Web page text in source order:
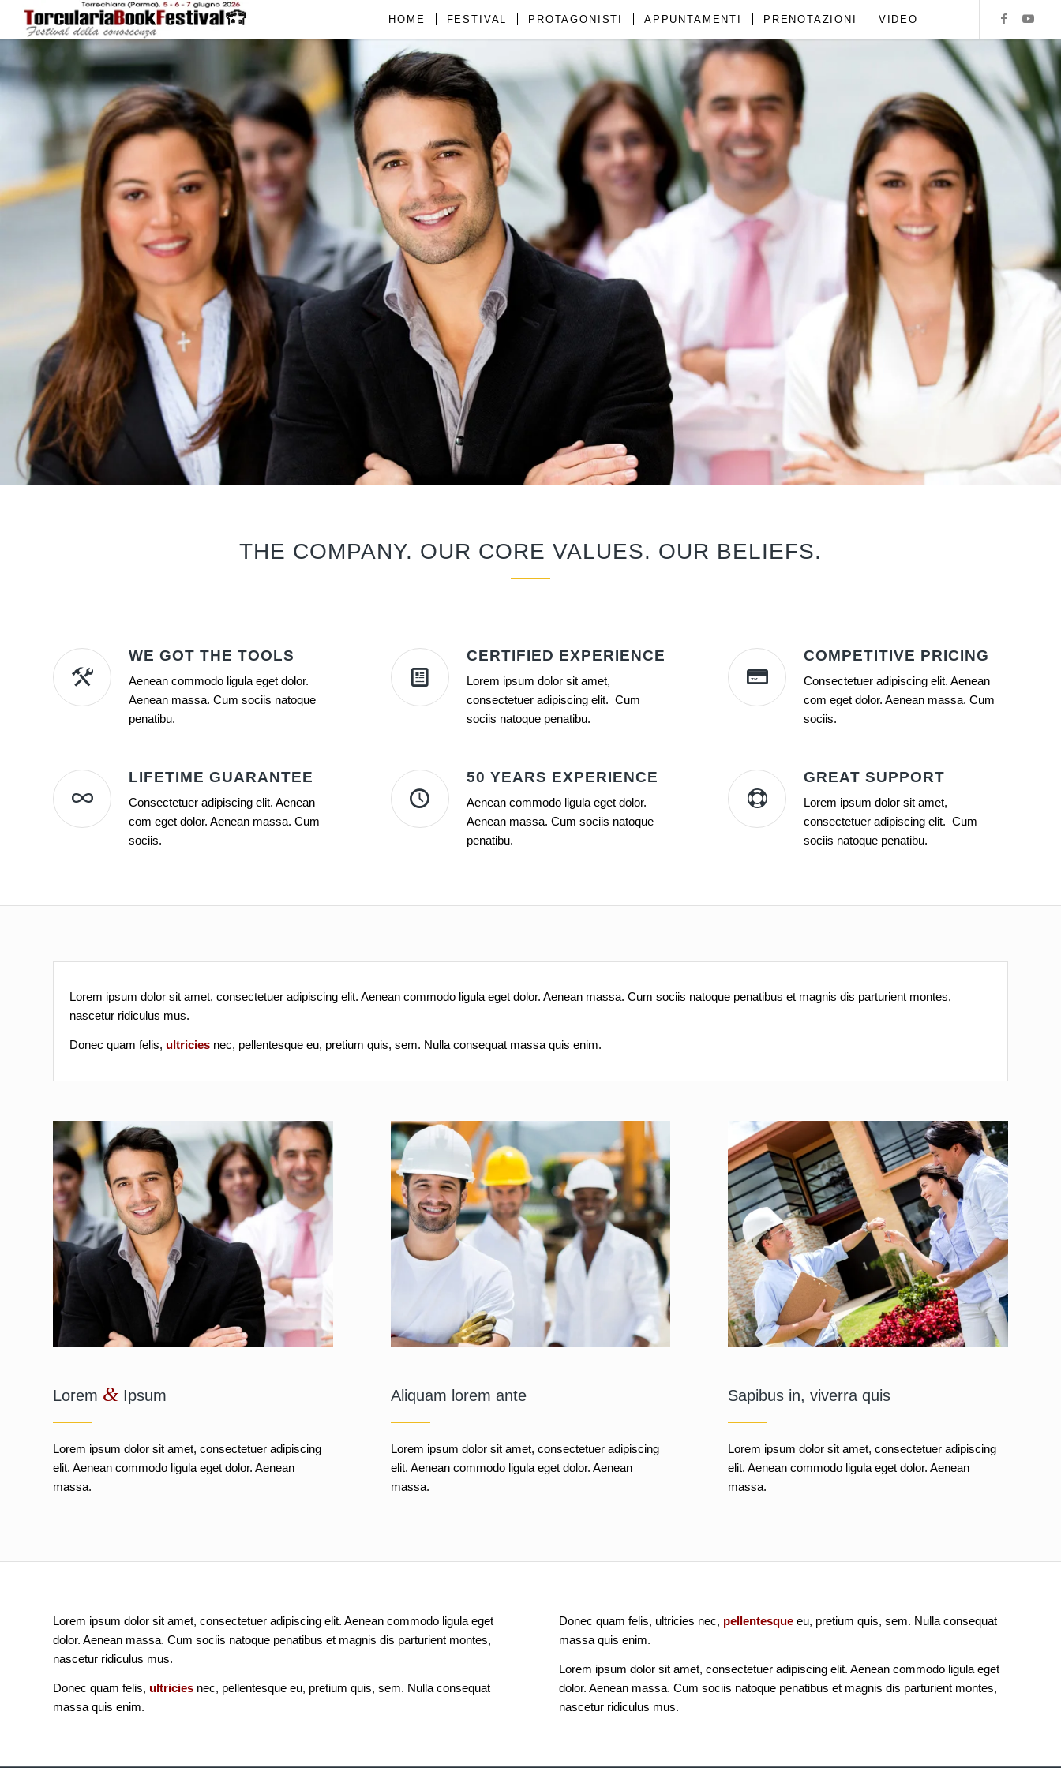
HOME FESTIVAL PROTAGONISTI APPUNTAMENTI PRENOTAZIONI VIDEO
THE COMPANY. OUR CORE VALUES. OUR BELIEFS.
WE GOT THE TOOLS
Aenean commodo ligula eget dolor.
Aenean massa. Cum sociis natoque
penatibu.
CERTIFIED EXPERIENCE
Lorem ipsum dolor sit amet,
consectetuer adipiscing elit. Cum
sociis natoque penatibu.
COMPETITIVE PRICING
Consectetuer adipiscing elit. Aenean
com eget dolor. Aenean massa. Cum
sociis.
LIFETIME GUARANTEE
Consectetuer adipiscing elit. Aenean
com eget dolor. Aenean massa. Cum
sociis.
50 YEARS EXPERIENCE
Aenean commodo ligula eget dolor.
Aenean massa. Cum sociis natoque
penatibu.
GREAT SUPPORT
Lorem ipsum dolor sit amet,
consectetuer adipiscing elit. Cum
sociis natoque penatibu.
Lorem ipsum dolor sit amet, consectetuer adipiscing elit. Aenean commodo ligula eget dolor. Aenean massa. Cum sociis natoque penatibus et magnis dis parturient montes,
nascetur ridiculus mus.
Donec quam felis, ultricies nec, pellentesque eu, pretium quis, sem. Nulla consequat massa quis enim.
Lorem & Ipsum
Lorem ipsum dolor sit amet, consectetuer adipiscing
elit. Aenean commodo ligula eget dolor. Aenean
massa.
Aliquam lorem ante
Lorem ipsum dolor sit amet, consectetuer adipiscing
elit. Aenean commodo ligula eget dolor. Aenean
massa.
Sapibus in, viverra quis
Lorem ipsum dolor sit amet, consectetuer adipiscing
elit. Aenean commodo ligula eget dolor. Aenean
massa.
Lorem ipsum dolor sit amet, consectetuer adipiscing elit. Aenean commodo ligula eget
dolor. Aenean massa. Cum sociis natoque penatibus et magnis dis parturient montes,
nascetur ridiculus mus.
Donec quam felis, ultricies nec, pellentesque eu, pretium quis, sem. Nulla consequat
massa quis enim.
Donec quam felis, ultricies nec, pellentesque eu, pretium quis, sem. Nulla consequat
massa quis enim.
Lorem ipsum dolor sit amet, consectetuer adipiscing elit. Aenean commodo ligula eget
dolor. Aenean massa. Cum sociis natoque penatibus et magnis dis parturient montes,
nascetur ridiculus mus.